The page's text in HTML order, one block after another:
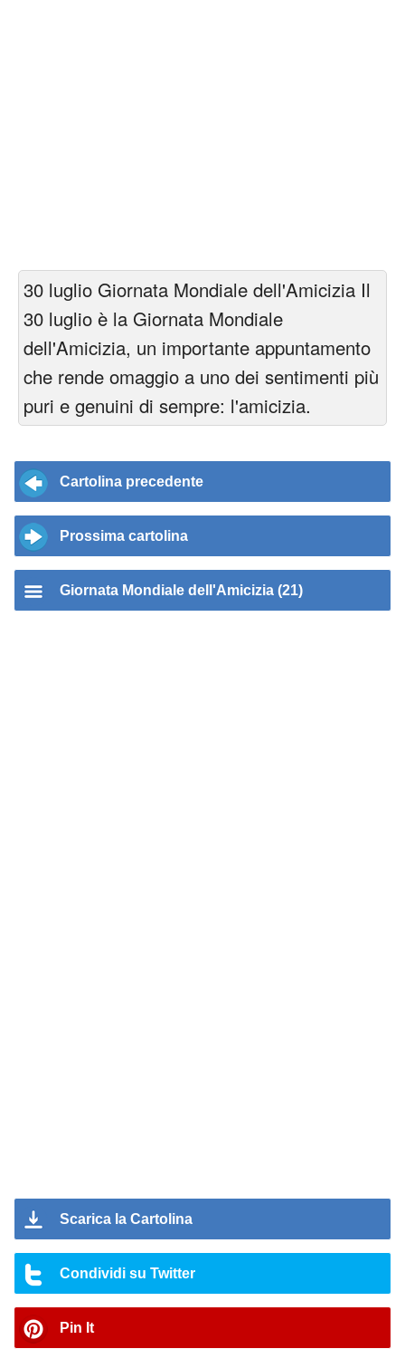
30 luglio Giornata Mondiale dell'Amicizia Il
30 luglio è la Giornata Mondiale
dell'Amicizia, un importante appuntamento
che rende omaggio a uno dei sentimenti più
puri e genuini di sempre: l'amicizia.
Cartolina precedente
Prossima cartolina
Giornata Mondiale dell'Amicizia (21)
Scarica la Cartolina
Condividi su Twitter
Pin It